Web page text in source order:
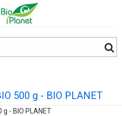
500 g - BIO PLANET
g - BIO PLANET